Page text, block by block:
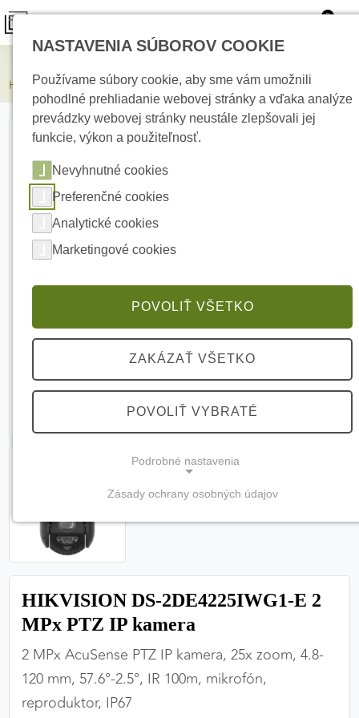
0
HIKVISION DS-2DE4225IWG1-E 2 MPx PTZ IP kamera
HIKVISION DS-2DE4225IWG1-E 2
MPx PTZ IP kamera
2 MPx AcuSense PTZ IP kamera, 25x zoom, 4.8-
120 mm, 57.6°-2.5°, IR 100m, mikrofón,
reproduktor, IP67
NASTAVENIA SÚBOROV COOKIE
Používame súbory cookie, aby sme vám umožnili
pohodlné prehliadanie webovej stránky a vďaka analýze
prevádzky webovej stránky neustále zlepšovali jej
funkcie, výkon a použiteľnosť.
Nevyhnutné cookies
Preferenčné cookies
Analytické cookies
Marketingové cookies
POVOLIŤ VŠETKO
ZAKÁZAŤ VŠETKO
POVOLIŤ VYBRATÉ
Podrobné nastavenia
(vždy aktívne, nemožno vypnúť)
Tieto cookies sú potrebné na správne fungovanie
zabezpečiť jej plnú funkčnosť.
PREFERENČNÉ COOKIES
Zásady ochrany osobných údajov